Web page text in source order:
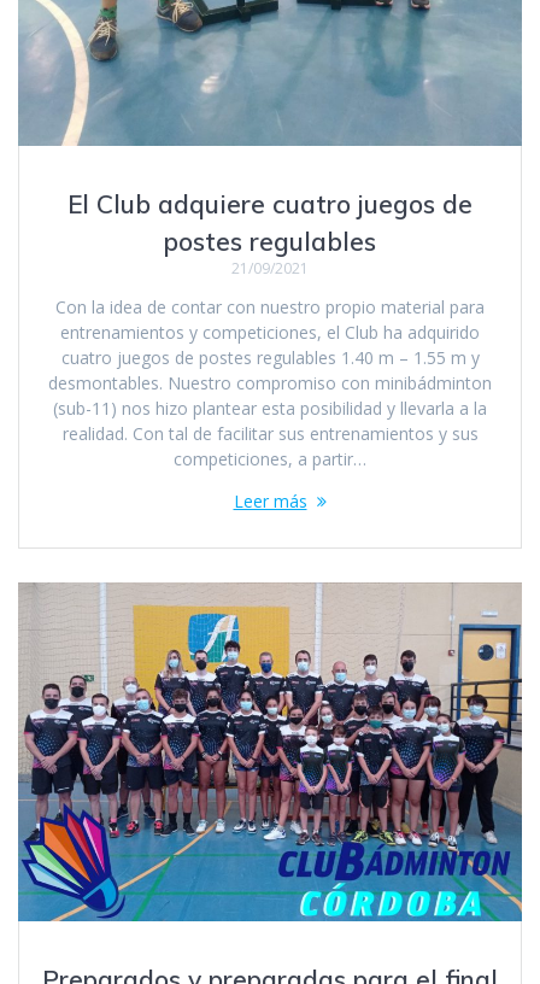
El Club adquiere cuatro juegos de
postes regulables
21/09/2021
Con la idea de contar con nuestro propio material para
entrenamientos y competiciones, el Club ha adquirido
cuatro juegos de postes regulables 1.40 m – 1.55 m y
desmontables. Nuestro compromiso con minibádminton
(sub-11) nos hizo plantear esta posibilidad y llevarla a la
realidad. Con tal de facilitar sus entrenamientos y sus
competiciones, a partir…
Leer más